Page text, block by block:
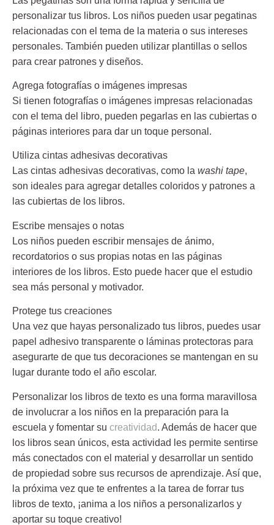
personalizar tus libros. Los niños pueden usar pegatinas
relacionadas con el tema de la materia o sus intereses
personales. También pueden utilizar plantillas o sellos
para crear patrones y diseños.
Agrega fotografías o imágenes impresas
Si tienen fotografías o imágenes impresas relacionadas
con el tema del libro, pueden pegarlas en las cubiertas o
páginas interiores para dar un toque personal.
Utiliza cintas adhesivas decorativas
Las cintas adhesivas decorativas, como la washi tape,
son ideales para agregar detalles coloridos y patrones a
las cubiertas de los libros.
Escribe mensajes o notas
Los niños pueden escribir mensajes de ánimo,
recordatorios o sus propias notas en las páginas
interiores de los libros. Esto puede hacer que el estudio
sea más personal y motivador.
Protege tus creaciones
Una vez que hayas personalizado tus libros, puedes usar
papel adhesivo transparente o láminas protectoras para
asegurarte de que tus decoraciones se mantengan en su
lugar durante todo el año escolar.
Personalizar los libros de texto es una forma maravillosa
de involucrar a los niños en la preparación para la
escuela y fomentar su creatividad. Además de hacer que
los libros sean únicos, esta actividad les permite sentirse
más conectados con el material y desarrollar un sentido
de propiedad sobre sus recursos de aprendizaje. Así que,
la próxima vez que te enfrentes a la tarea de forrar tus
libros de texto, ¡anima a los niños a personalizarlos y
aportar su toque creativo!